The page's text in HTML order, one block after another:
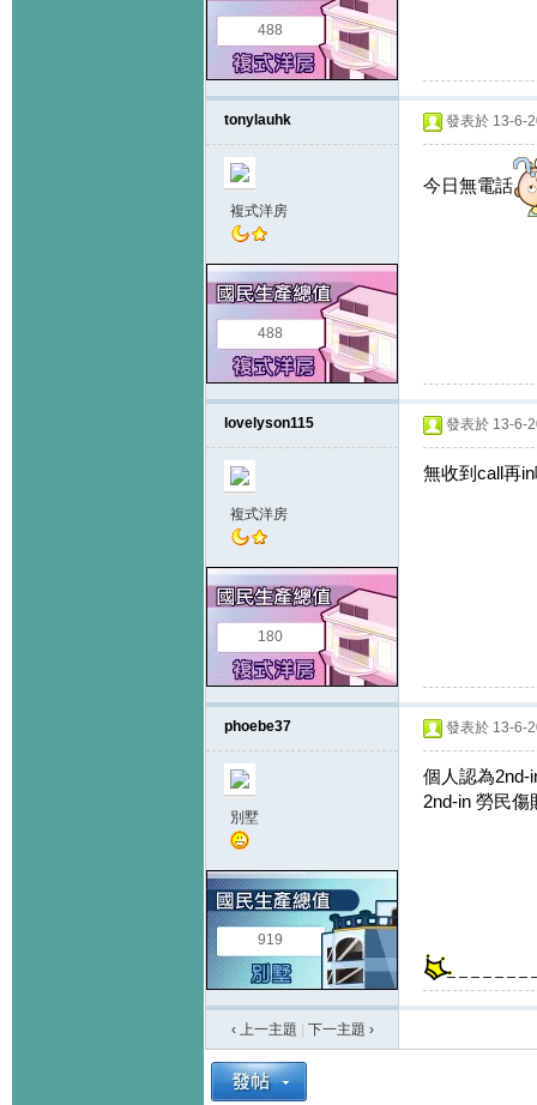
488
tonylauhk
複式洋房
488
發表於 13-6-
今日無電話
lovelyson115
複式洋房
180
發表於 13-6-
無收到call再
phoebe37
別墅
919
發表於 13-6-
個人認為2nd-
2nd-in 勞民傷
‹ 上一主題 下一主題 ›